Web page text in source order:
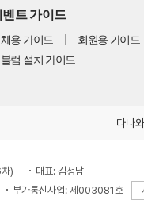
벤트 가이드
용 가이드 회원용 가이드
럼 설치 가이드
다나
)
대표: 김정남
부가통신사업: 제003081호